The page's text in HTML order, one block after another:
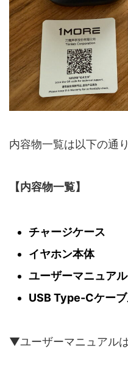
内容物一覧は以下の通り
【内容物一覧】
チャージケース
イヤホン本体
ユーザーマニュアル
USB Type-Cケー
▼ユーザーマニュアル